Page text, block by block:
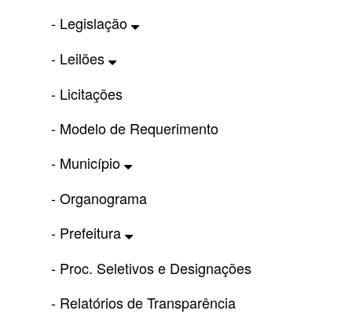
- Legislação
- Leilões
- Licitações
- Modelo de Requerimento
- Município
- Organograma
- Prefeitura
- Proc. Seletivos e Designações
- Relatórios de Transparência